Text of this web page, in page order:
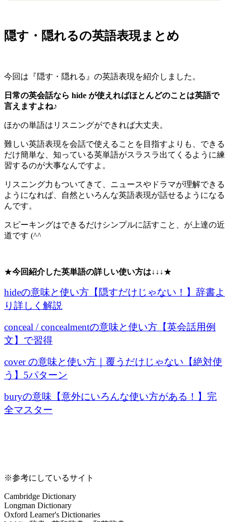
隠す・隠れるの英語表現まとめ
今回は『隠す・隠れる』の英語表現を紹介しました。
日常の英会話なら hide が使えればほとんどのことは英語で
言えますよね♪
ほかの単語はリスニングができれば大丈夫。
難しい英語表現を会話で使えることを目指すよりも、できる
だけ簡単な、知っている英単語がスラスラ出てくるように練
習するのが大事なんですよ。
リスニング力もついてきて、ニュースやドラマが理解できる
ようになれば、自然といろんな英語表現が話せるようになる
んです。
スピーキングはできるだけシンプルに話すこと、が上達の近
道です (^^
★今回紹介した英単語の詳しい使い方は↓↓↓★
hideの意味と使い方【隠すだけじゃない！】辞書よ
り詳しく解説
conceal / concealmentの意味と使い方【英会話用例
文】で習得
cover の意味と使い方｜覆うだけじゃない【絶対使
う】5パターン
buryの意味【意外にいろんな使い方がある！】完
全マスター
※参考にしているサイト
Cambridge Dictionary
Longman Dictionary
Oxford Learner's Dictionaries